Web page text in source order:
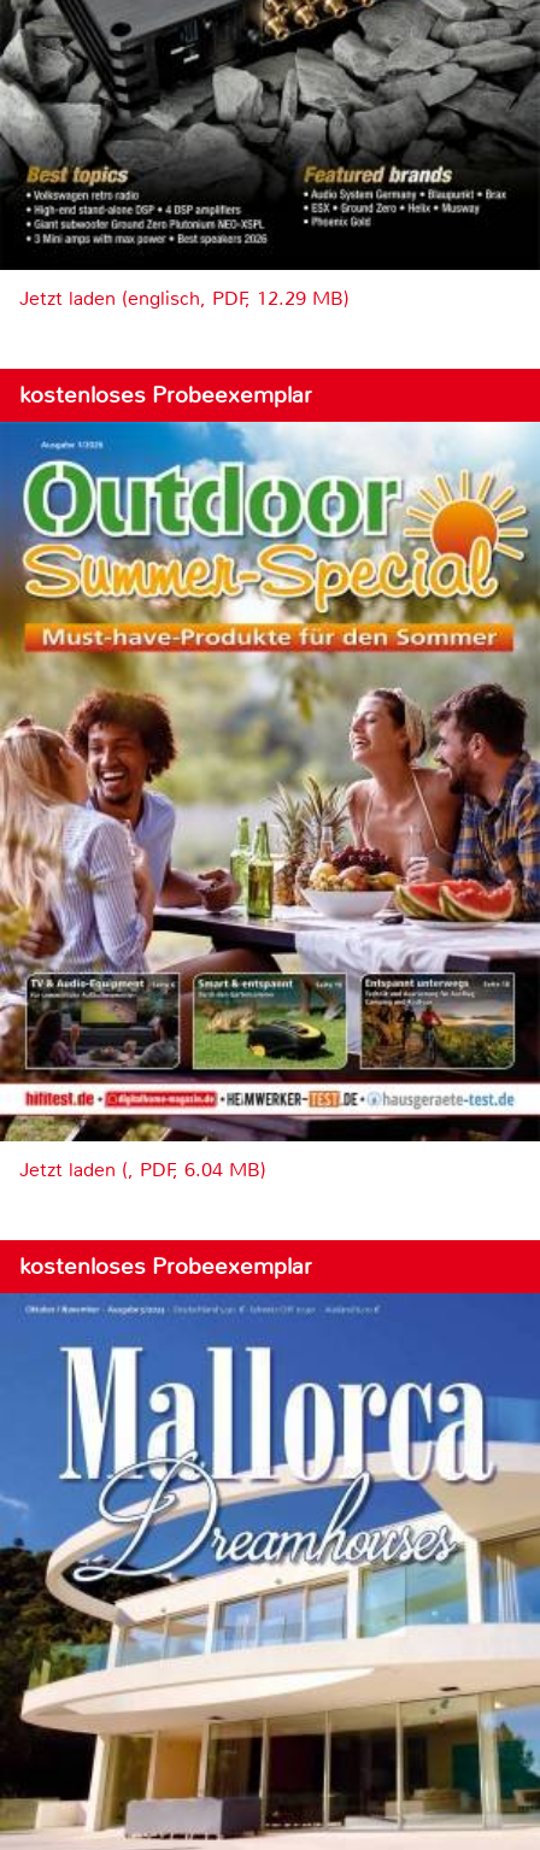
Jetzt laden (englisch, PDF, 12.29 MB)
kostenloses Probeexemplar
Jetzt laden (, PDF, 6.04 MB)
kostenloses Probeexemplar